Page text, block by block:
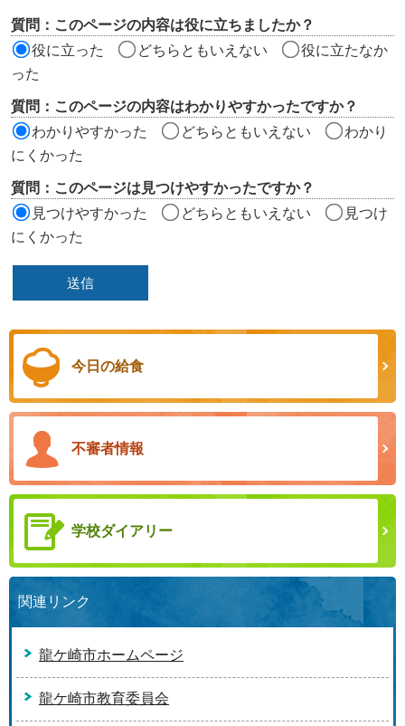
価
ア
質問：このページの内容は役に立ちましたか？
役に立った
どちらともいえない
役に立たなか
った
質問：このページの内容はわかりやすかったですか？
わかりやすかった
どちらともいえない
わかり
にくかった
質問：このページは見つけやすかったですか？
見つけやすかった
どちらともいえない
見つけ
にくかった
今日の給食
不審者情報
学校ダイアリー
関連リンク
龍ケ崎市ホームページ
龍ケ崎市教育委員会